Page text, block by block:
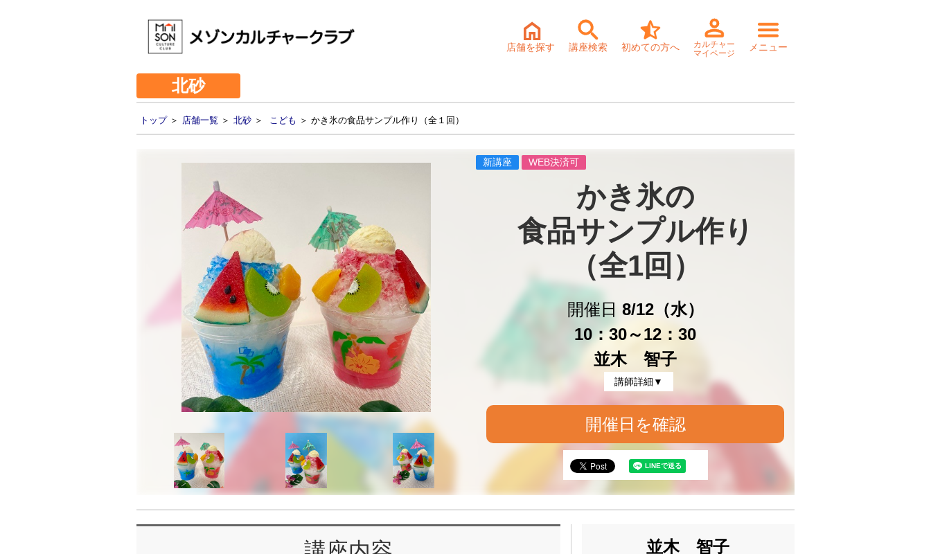
店舗を探す 講座検索 初めての方へ
カルチャー
マイページ
メニュー
北砂
トップ＞ 店舗一覧 ＞ 北砂 ＞ こども ＞ かき氷の食品サンプル作り（全１回）
新講座 WEB決済可
かき氷の
食品サンプル作り
（全1回）
開催日 8/12（水）
10：30～12：30
並木 智子
講師詳細▼
開催日を確認
並木 智子